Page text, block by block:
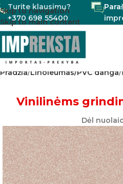
Skip to navigation
Skip to main content
Turite klausimų?
+370 698 55400
Pradžia Linoleumas/PVC danga
Vinilinėms
Dėl